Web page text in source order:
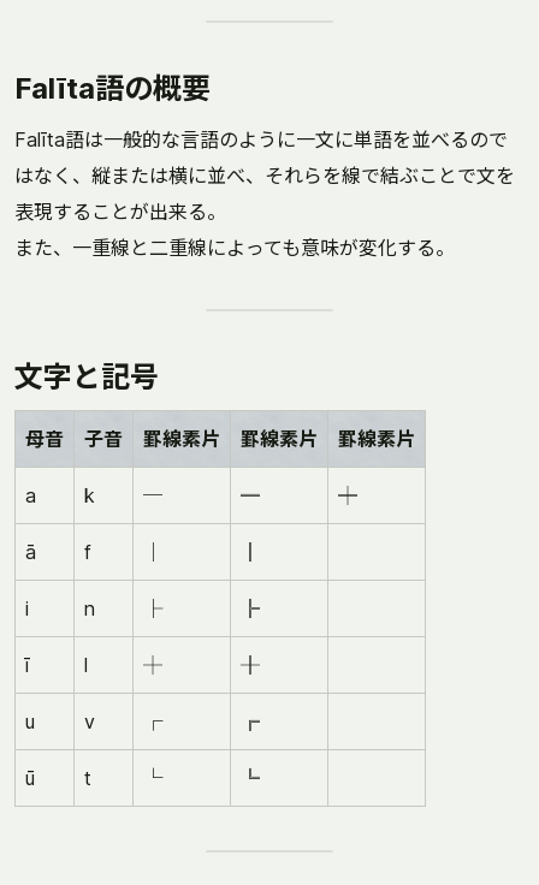
Falīta語の概要
Falīta語は一般的な言語のように一文に単語を並べるので
はなく、縦または横に並べ、それらを線で結ぶことで文を
表現することが出来る。
また、一重線と二重線によっても意味が変化する。
文字と記号
母音 子音 罫線素片 罫線素片 罫線素片
a k ─ ═ ╪
ā f
i n ├ ╠
ī l ┼ ╫
u v ┌ ╔
ū t └ ╚